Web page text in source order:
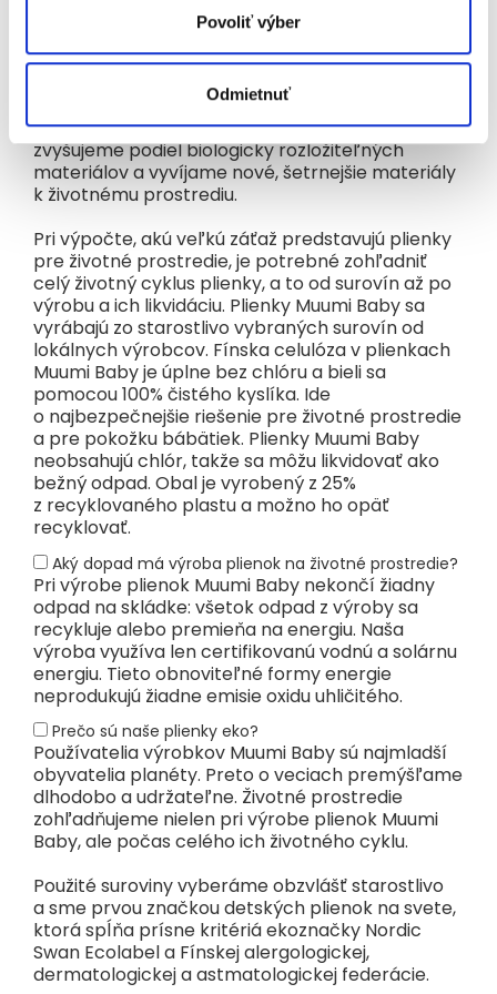
Povoliť výber
Odmietnuť
kapacitu plienky, a tým zvyšujú aj pohodlie
dieťaťa. Tieto materiály ale nie sú biologicky
odbúrateľné.
V súčasnosti nie sú na trhu plne biologicky
rozložiteľné jednorazové plienky, ale neustále
zvyšujeme podiel biologicky rozložiteľných
materiálov a vyvíjame nové, šetrnejšie materiály
k životnému prostrediu.
Pri výpočte, akú veľkú záťaž predstavujú plienky
pre životné prostredie, je potrebné zohľadniť
celý životný cyklus plienky, a to od surovín až po
výrobu a ich likvidáciu. Plienky Muumi Baby sa
vyrábajú zo starostlivo vybraných surovín od
lokálnych výrobcov. Fínska celulóza v plienkach
Muumi Baby je úplne bez chlóru a bieli sa
pomocou 100% čistého kyslíka. Ide
o najbezpečnejšie riešenie pre životné prostredie
a pre pokožku bábätiek. Plienky Muumi Baby
neobsahujú chlór, takže sa môžu likvidovať ako
bežný odpad. Obal je vyrobený z 25%
z recyklovaného plastu a možno ho opäť
recyklovať.
Aký dopad má výroba plienok na životné prostredie?
Pri výrobe plienok Muumi Baby nekončí žiadny
odpad na skládke: všetok odpad z výroby sa
recykluje alebo premieňa na energiu. Naša
výroba využíva len certifikovanú vodnú a solárnu
energiu. Tieto obnoviteľné formy energie
neprodukujú žiadne emisie oxidu uhličitého.
Prečo sú naše plienky eko?
Používatelia výrobkov Muumi Baby sú najmladší
obyvatelia planéty. Preto o veciach premýšľame
dlhodobo a udržateľne. Životné prostredie
zohľadňujeme nielen pri výrobe plienok Muumi
Baby, ale počas celého ich životného cyklu.
Použité suroviny vyberáme obzvlášť starostlivo
a sme prvou značkou detských plienok na svete,
ktorá spĺňa prísne kritériá ekoznačky Nordic
Swan Ecolabel a Fínskej alergologickej,
dermatologickej a astmatologickej federácie.